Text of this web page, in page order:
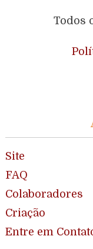
Todos
Site
FAQ
Colaboradores
Criação
Entre em